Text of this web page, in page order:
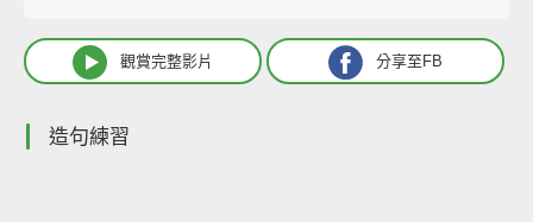
觀賞完整影片 分享至FB
造句練習